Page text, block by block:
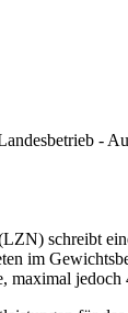
-
schreibt
im
maximal